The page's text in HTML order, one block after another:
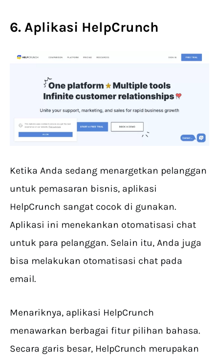
6. Aplikasi HelpCrunch
Ketika Anda sedang menargetkan pelanggan
untuk pemasaran bisnis, aplikasi
HelpCrunch sangat cocok di gunakan.
Aplikasi ini menekankan otomatisasi chat
untuk para pelanggan. Selain itu, Anda juga
bisa melakukan otomatisasi chat pada
email.
Menariknya, aplikasi HelpCrunch
menawarkan berbagai fitur pilihan bahasa.
Secara garis besar, HelpCrunch merupakan